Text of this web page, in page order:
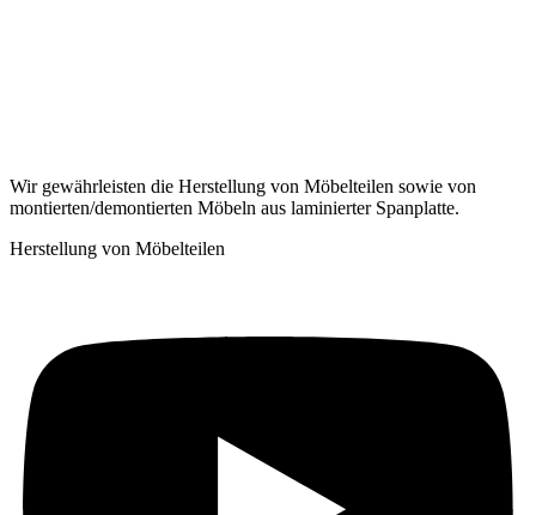
Wir gewährleisten die Herstellung von Möbelteilen sowie von
montierten/demontierten Möbeln aus laminierter Spanplatte.
Herstellung von Möbelteilen